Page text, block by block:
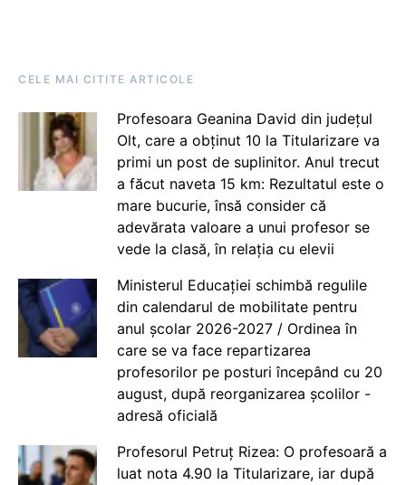
CELE MAI CITITE ARTICOLE
Profesoara Geanina David din județul
Olt, care a obținut 10 la Titularizare va
primi un post de suplinitor. Anul trecut
a făcut naveta 15 km: Rezultatul este o
mare bucurie, însă consider că
adevărata valoare a unui profesor se
vede la clasă, în relația cu elevii
Ministerul Educației schimbă regulile
din calendarul de mobilitate pentru
anul școlar 2026-2027 / Ordinea în
care se va face repartizarea
profesorilor pe posturi începând cu 20
august, după reorganizarea școlilor -
adresă oficială
Profesorul Petruț Rizea: O profesoară a
luat nota 4.90 la Titularizare, iar după